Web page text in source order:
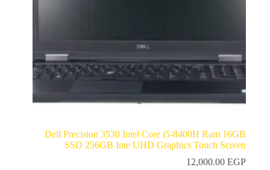
Dell Precision 3530 Intel Core i5-8400H Ram 16GB
SSD 256GB Inte UHD Graphics Touch Screen
12,000.00 EGP